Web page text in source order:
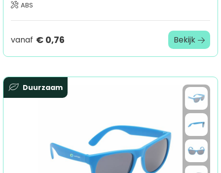
ABS
vanaf € 0,76 Bekijk
Duurzaam